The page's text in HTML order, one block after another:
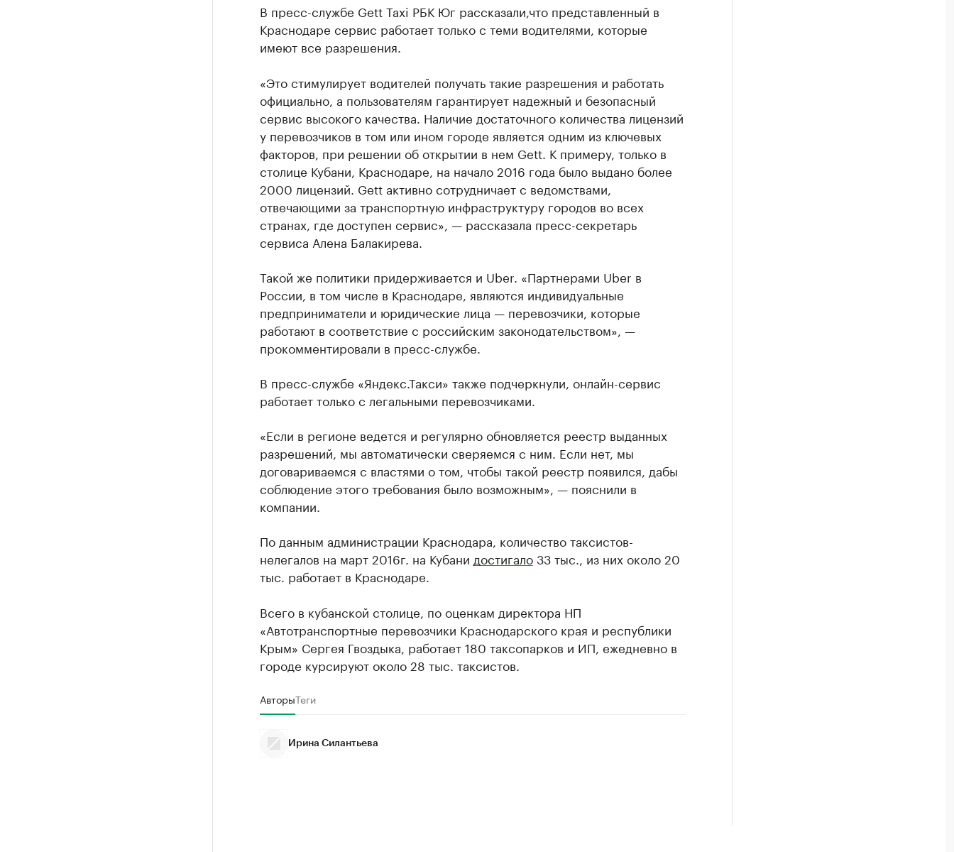
В пресс-службе Gett Taxi РБК Юг рассказали,что представленный в
Краснодаре сервис работает только с теми водителями, которые
имеют все разрешения.
«Это стимулирует водителей получать такие разрешения и работать
официально, а пользователям гарантирует надежный и безопасный
сервис высокого качества. Наличие достаточного количества лицензий
у перевозчиков в том или ином городе является одним из ключевых
факторов, при решении об открытии в нем Gett. К примеру, только в
столице Кубани, Краснодаре, на начало 2016 года было выдано более
2000 лицензий. Gett активно сотрудничает с ведомствами,
отвечающими за транспортную инфраструктуру городов во всех
странах, где доступен сервис», — рассказала пресс-секретарь
сервиса Алена Балакирева.
Такой же политики придерживается и Uber. «Партнерами Uber в
России, в том числе в Краснодаре, являются индивидуальные
предприниматели и юридические лица — перевозчики, которые
работают в соответствие с российским законодательством», —
прокомментировали в пресс-службе.
В пресс-службе «​Яндекс.Такси» также подчеркнули, онлайн-сервис
работает только с легальными перевозчиками.
«Если в регионе ведется и регулярно обновляется реестр выданных
разрешений, мы автоматически сверяемся с ним. Если нет, мы
договариваемся с властями о том, чтобы такой реестр появился, дабы
соблюдение этого требования было возможным», — пояснили в
компании.
По данным администрации Краснодара, количество таксистов-
нелегалов на март 2016г. на Кубани достигало33 тыс., из них около 20
тыс. работает в Краснодаре.
Всего в кубанской столице, по оценкам директора НП
«Автотранспортные перевозчики Краснодарского края и республики
Крым» Сергея Гвоздыка, работает 180 таксопарков и ИП, ежедневно в
городе курсируют около 28 тыс. таксистов.
АвторыТеги
Ирина Силантьева